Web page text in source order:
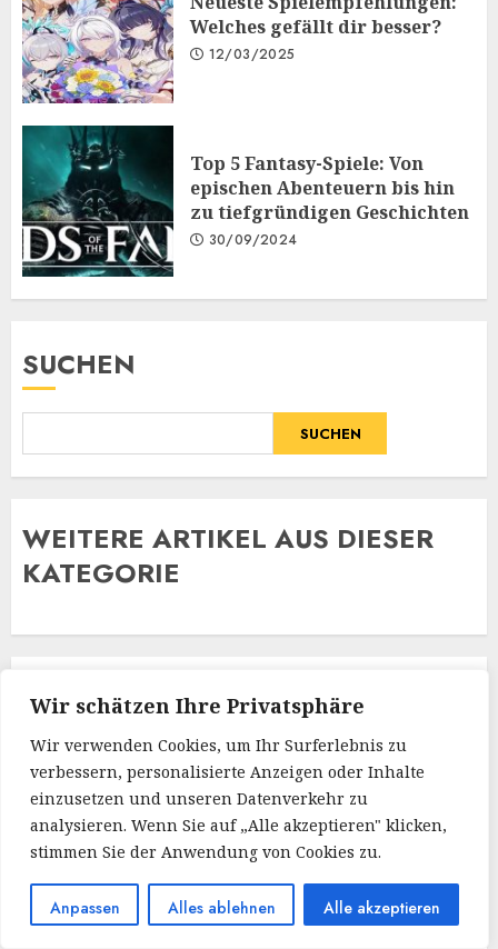
Wir schätzen Ihre Privatsphäre
Wir verwenden Cookies, um Ihr Surferlebnis zu
verbessern, personalisierte Anzeigen oder Inhalte
einzusetzen und unseren Datenverkehr zu
analysieren. Wenn Sie auf „Alle akzeptieren" klicken,
stimmen Sie der Anwendung von Cookies zu.
Anpassen Alles ablehnen Alle akzeptieren
Welches gefällt dir besser?
12/03/2025
Top 5 Fantasy-Spiele: Von
epischen Abenteuern bis hin
zu tiefgründigen Geschichten
30/09/2024
SUCHEN
SUCHEN
WEITERE ARTIKEL AUS DIESER
KATEGORIE
Hero Zero: Rundenbasierte Kämpfe und lustige
Audio-Exzellenz für Gamer: Das Microsoft Xbox
Wireless Headset im Praxistest
Freerunning-Abenteuer: Spannende
Meine Reise durch die Welt von RuneScape: Ein Blick